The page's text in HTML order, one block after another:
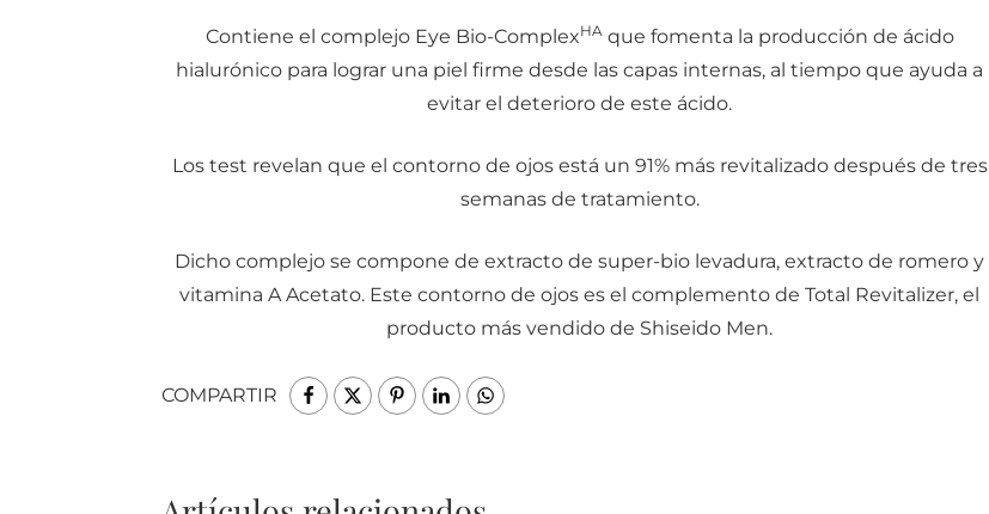
Contiene el complejo Eye Bio-ComplexHAque fomenta la producción de ácido
hialurónico para lograr una piel firme desde las capas internas, al tiempo que ayuda a
evitar el deterioro de este ácido.
Los test revelan que el contorno de ojos está un 91% más revitalizado después de tres
semanas de tratamiento.
Dicho complejo se compone de extracto de super-bio levadura, extracto de romero y
vitamina A Acetato. Este contorno de ojos es el complemento de Total Revitalizer, el
producto más vendido de Shiseido Men.
COMPARTIR